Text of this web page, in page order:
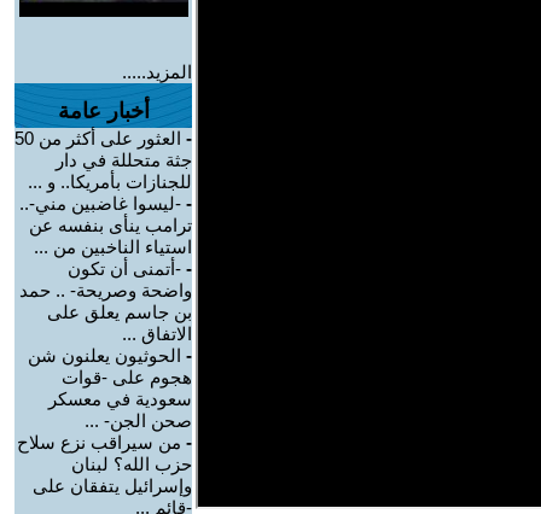
المزيد.....
أخبار عامة
-
العثور على أكثر من 50
جثة متحللة في دار
للجنازات بأمريكا.. و ...
- -ليسوا غاضبين مني-..
ترامب ينأى بنفسه عن
استياء الناخبين من ...
- -أتمنى أن تكون
واضحة وصريحة- .. حمد
بن جاسم يعلق على
الاتفاق ...
- الحوثيون يعلنون شن
هجوم على -قوات
سعودية في معسكر
صحن الجن- ...
- من سيراقب نزع سلاح
حزب الله؟ لبنان
وإسرائيل يتفقان على
-قائم ...